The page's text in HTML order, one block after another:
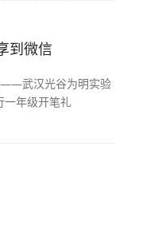
到微信